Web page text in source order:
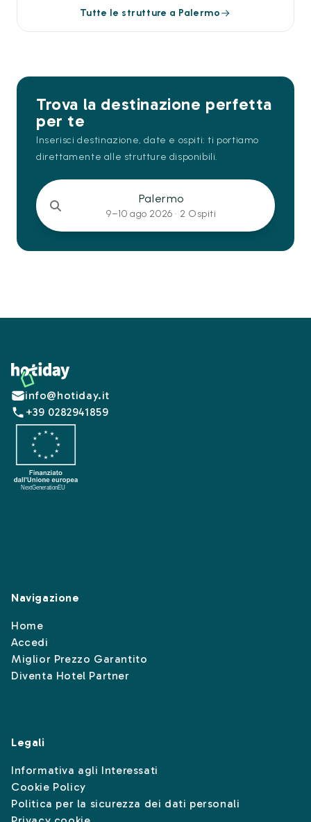
Tutte le strutture a Palermo
Trova la destinazione perfetta
per te
Inserisci destinazione, date e ospiti: ti portiamo
direttamente alle strutture disponibili.
Palermo
9–10 ago 2026 · 2 Ospiti
Footer
info@hotiday.it
+39 0282941859
Navigazione
Home
Accedi
Miglior Prezzo Garantito
Diventa Hotel Partner
Legali
Informativa agli Interessati
Cookie Policy
Politica per la sicurezza dei dati personali